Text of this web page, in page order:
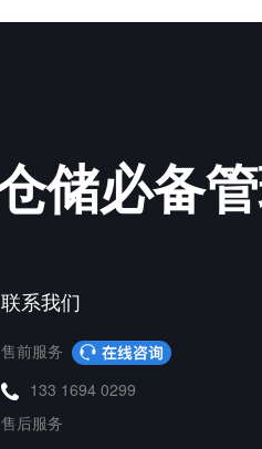
储必备
联系我们
售前服务
133 1694 0299
售后服务